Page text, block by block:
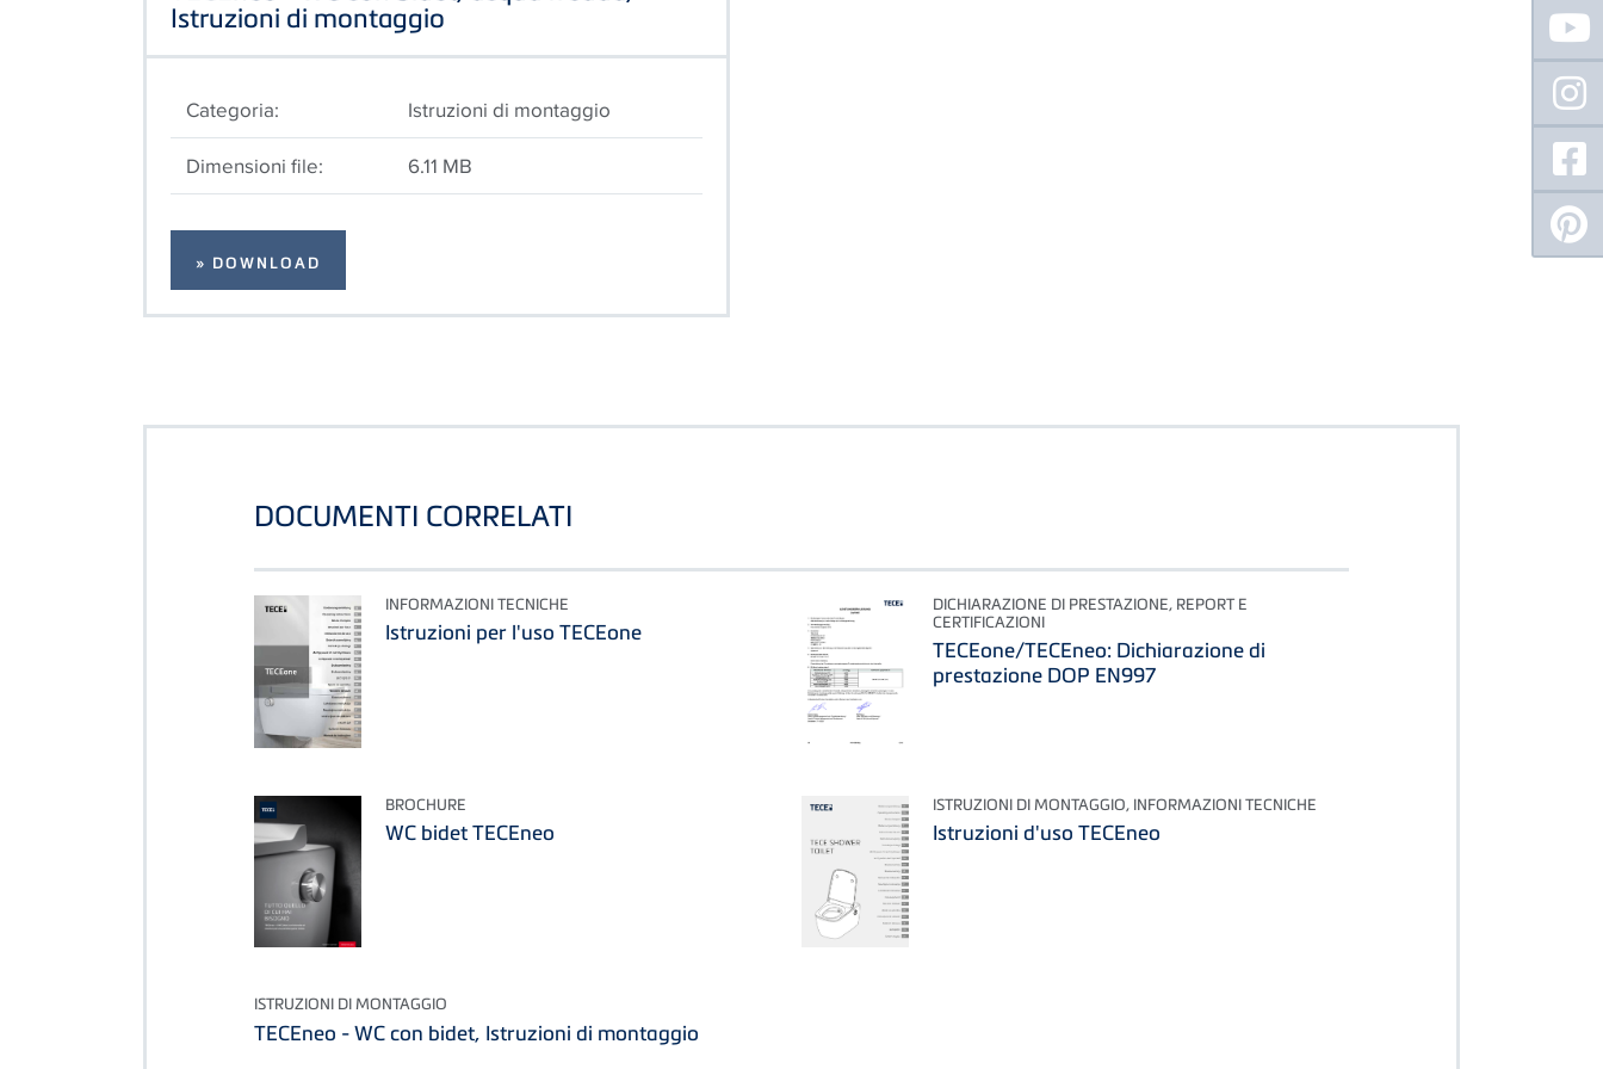
Istruzioni di montaggio
Categoria:
Istruzioni di montaggio
Dimensioni file:
6.11 MB
» DOWNLOAD
DOCUMENTI CORRELATI
INFORMAZIONI TECNICHE
Istruzioni per l'uso TECEone
DICHIARAZIONE DI PRESTAZIONE, REPORT E
CERTIFICAZIONI
TECEone/TECEneo: Dichiarazione di
prestazione DOP EN997
BROCHURE
WC bidet TECEneo
ISTRUZIONI DI MONTAGGIO, INFORMAZIONI TECNICHE
Istruzioni d'uso TECEneo
ISTRUZIONI DI MONTAGGIO
TECEneo - WC con bidet, Istruzioni di montaggio